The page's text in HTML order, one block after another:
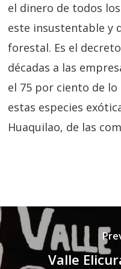
el dinero de todos
este insustentable y
forestal. Es el
décadas a las
el 75 por ciento de
estas especies
Huaquilao, de las
Valle